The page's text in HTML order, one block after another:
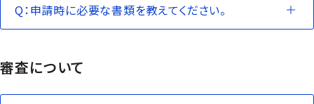
Q：申請時に必要な書類を教えてください。
審査について